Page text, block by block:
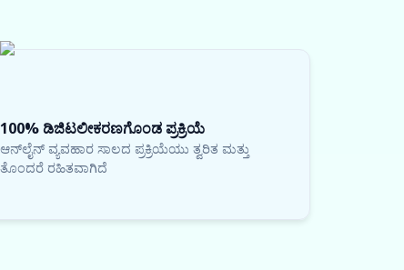
100% ಡಿಜಿಟಲೀಕರಣಗೊಂಡ ಪ್ರಕ್ರಿಯೆ
ಆನ್‌ಲೈನ್ ವ್ಯವಹಾರ ಸಾಲದ ಪ್ರಕ್ರಿಯೆಯು ತ್ವರಿತ ಮತ್ತು
ತೊಂದರೆ ರಹಿತವಾಗಿದೆ